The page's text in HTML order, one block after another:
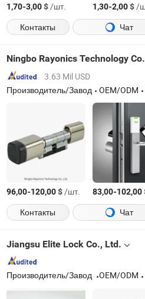
1,70-3,00$/шт. 1,30-2,00$/
Контакты
Чат
Ningbo Rayonics Technology
3.63 Mil USD
Производитель/Завод
OEM/ODM
96,00-120,00$/шт. 83,00-102,00
Контакты
Чат
Jiangsu Elite Lock Co., Ltd.
Производитель/Завод OEM/ODM